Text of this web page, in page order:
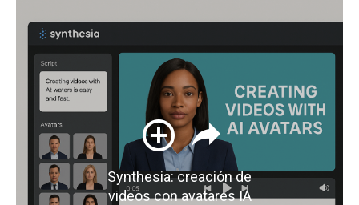
Synthesia: creación de
videos con avatares IA